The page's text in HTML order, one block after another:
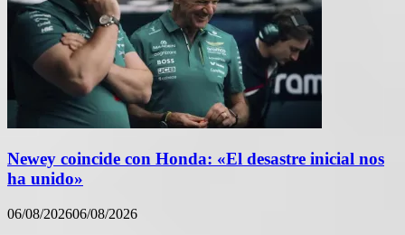
Newey coincide con Honda: «El desastre inicial nos
ha unido»
06/08/202606/08/2026